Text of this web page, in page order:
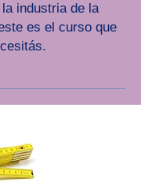
industria de la
es el curso que